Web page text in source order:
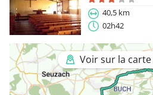
40,5 km
02h42
Voir sur la